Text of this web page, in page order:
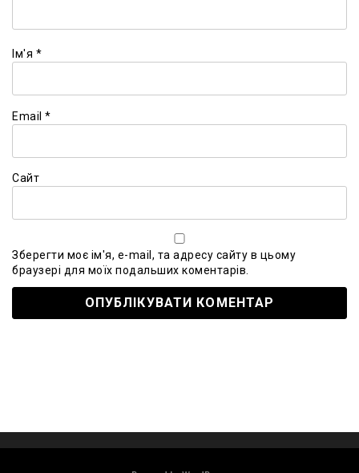
Ім'я *
Email *
Сайт
Зберегти моє ім'я, e-mail, та адресу сайту в цьому
браузері для моїх подальших коментарів.